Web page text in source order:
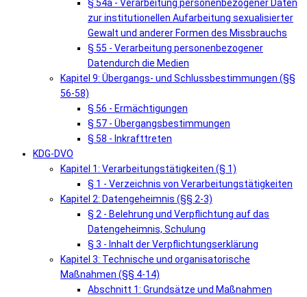
§ 54a - Verarbeitung personenbezogener Daten
zur institutionellen Aufarbeitung sexualisierter
Gewalt und anderer Formen des Missbrauchs
§ 55 - Verarbeitung personenbezogener
Datendurch die Medien
Kapitel 9: Übergangs- und Schlussbestimmungen (§§
56-58)
§ 56 - Ermächtigungen
§ 57 - Übergangsbestimmungen
§ 58 - Inkrafttreten
KDG-DVO
Kapitel 1: Verarbeitungstätigkeiten (§ 1)
§ 1 - Verzeichnis von Verarbeitungstätigkeiten
Kapitel 2: Datengeheimnis (§§ 2-3)
§ 2 - Belehrung und Verpflichtung auf das
Datengeheimnis, Schulung
§ 3 - Inhalt der Verpflichtungserklärung
Kapitel 3: Technische und organisatorische
Maßnahmen (§§ 4-14)
Abschnitt 1: Grundsätze und Maßnahmen